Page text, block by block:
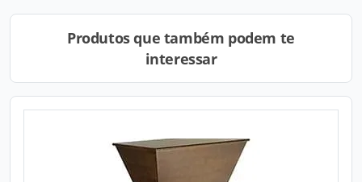
Produtos que também podem te
interessar